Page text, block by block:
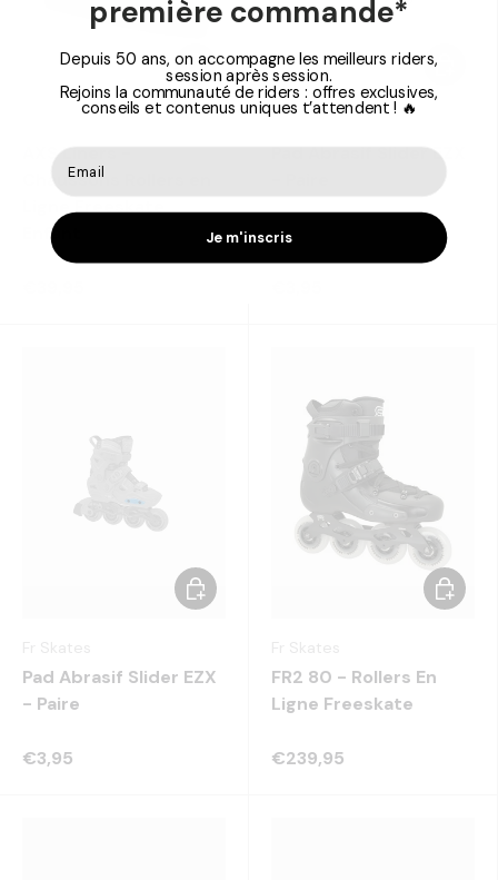
AXS Liners -
Chaussons Rollers en
Ligne Freeskate
Enfant
Choisir les options
Pad Abrasif Slider EZX
Choisir
Pad Abrasif Slider EZX
- Paire
€3,95
Choisir les options
FR2 80 - Rollers En
Ligne Freeskate
€239,95
Choisir
première commande*
Depuis 50 ans, on accompagne les meilleurs riders,
session après session.
Rejoins la communauté de riders : offres exclusives,
conseils et contenus uniques t’attendent ! 🔥
Je m'inscris